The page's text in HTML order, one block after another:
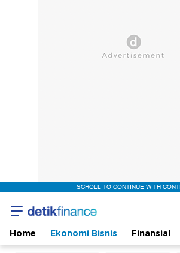
SCROLL TO CONTINUE WITH
Home Ekonomi Bisnis Finansial